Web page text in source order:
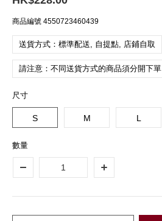
商品編號 4550723460439
送貨方式：標準配送, 自提點, 店鋪自取
請注意：不同送貨方式的商品須分開下單
尺寸
S M L
數量